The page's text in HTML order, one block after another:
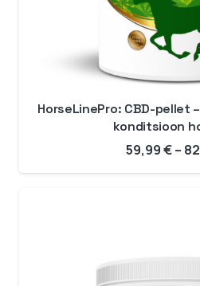
HorseLinePro: CBD-pellet
konditsioon
59,99€–